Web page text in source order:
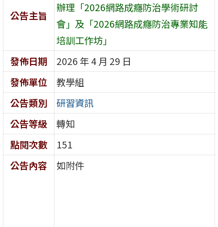
公告主旨
辦理「2026網路成癮防治學術研討
會」及「2026網路成癮防治專業知能
培訓工作坊」
發佈日期
2026 年 4 月 29 日
發佈單位
教學組
公告類別
研習資訊
公告等級
轉知
點閱次數
151
公告內容
如附件